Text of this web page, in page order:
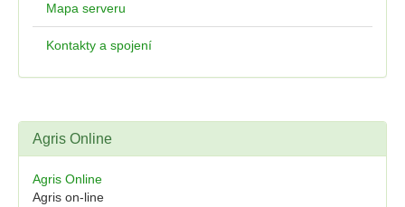
Mapa serveru
Kontakty a spojení
Agris Online
Agris Online
Agris on-line